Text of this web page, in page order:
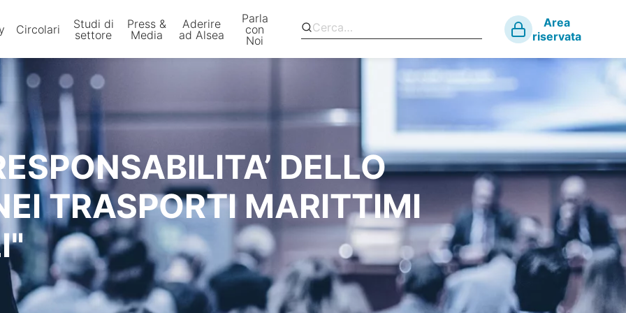
Circolari
Studi di
settore
Press &
Media
Aderire
ad Alsea
Parla
con
Noi
Area
riservata
DELLO
TRASPORTI MARITTIMI